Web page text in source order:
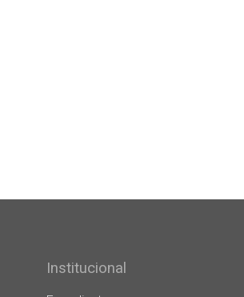
Institucional